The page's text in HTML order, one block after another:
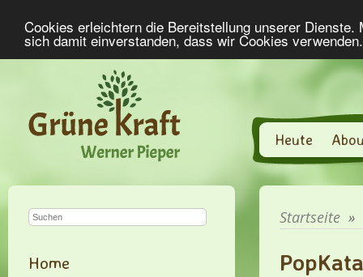
Cookies erleichtern die Bereitstellung unserer
sich damit einverstanden, dass wir Cookies
Heute
Home
Startseite »